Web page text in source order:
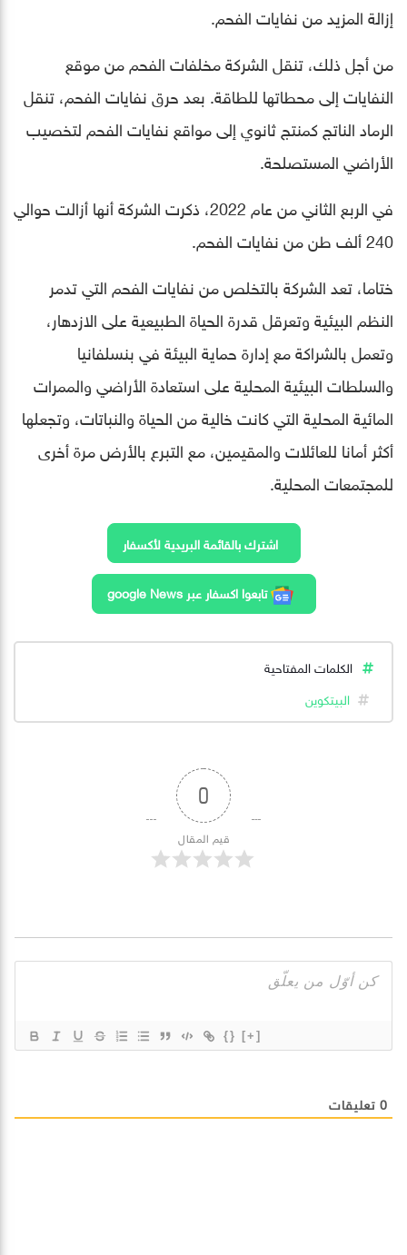
إزالة المزيد من نفايات الفحم.
من أجل ذلك، تنقل الشركة مخلفات الفحم من موقع
النفايات إلى محطاتها للطاقة. بعد حرق نفايات الفحم، تنقل
الرماد الناتج كمنتج ثانوي إلى مواقع نفايات الفحم لتخصيب
الأراضي المستصلحة.
في الربع الثاني من عام 2022، ذكرت الشركة أنها أزالت حوالي
240 ألف طن من نفايات الفحم.
ختاما، تعد الشركة بالتخلص من نفايات الفحم التي تدمر
النظم البيئية وتعرقل قدرة الحياة الطبيعية على الازدهار،
وتعمل بالشراكة مع إدارة حماية البيئة في بنسلفانيا
والسلطات البيئية المحلية على استعادة الأراضي والممرات
المائية المحلية التي كانت خالية من الحياة والنباتات، وتجعلها
أكثر أمانا للعائلات والمقيمين، مع التبرع بالأرض مرة أخرى
للمجتمعات المحلية.
اشترك بالقائمة البريدية لأكسفار
تابعوا اكسفار عبر google News
الكلمات المفتاحية
البيتكوين
0
قيم المقال
{} [+]
0 تعليقات